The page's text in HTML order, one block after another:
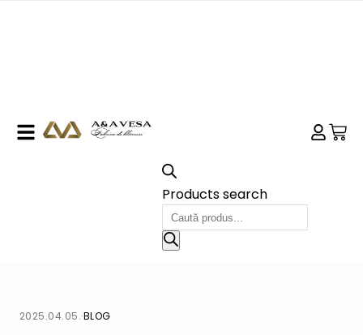
Products search
2025.04.05.·BLOG